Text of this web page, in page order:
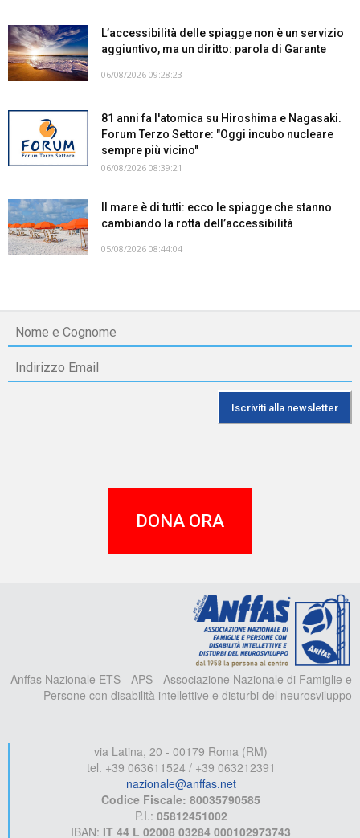
L’accessibilità delle spiagge non è un servizio
aggiuntivo, ma un diritto: parola di Garante
06/08/2026 09:28:23
81 anni fa l'atomica su Hiroshima e Nagasaki.
Forum Terzo Settore: "Oggi incubo nucleare
sempre più vicino"
06/08/2026 08:39:21
Il mare è di tutti: ecco le spiagge che stanno
cambiando la rotta dell’accessibilità
05/08/2026 08:44:04
DONA ORA
Anffas Nazionale ETS - APS - Associazione Nazionale di Famiglie e
Persone con disabilità intellettive e disturbi del neurosviluppo
via Latina, 20 - 00179 Roma (RM)
tel. +39 063611524 / +39 063212391
nazionale@anffas.net
Codice Fiscale: 80035790585
P.I.: 05812451002
IBAN: IT 44 L 02008 03284 000102973743